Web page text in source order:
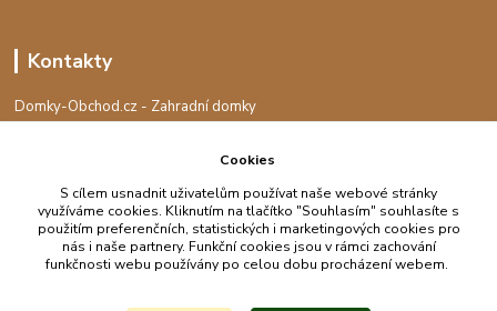
Kontakty
Domky-Obchod.cz - Zahradní domky
+420 730 501 925
info@domky-obchod.cz
Cookies
S cílem usnadnit uživatelům používat naše webové stránky
využíváme cookies. Kliknutím na tlačítko "Souhlasím" souhlasíte s
použitím preferenčních, statistických i marketingových cookies pro
nás i naše partnery. Funkční cookies jsou v rámci zachování
funkčnosti webu používány po celou dobu procházení webem.